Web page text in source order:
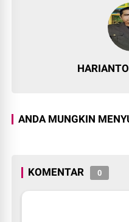
ANDA MUNGKIN
KOMENTAR 0